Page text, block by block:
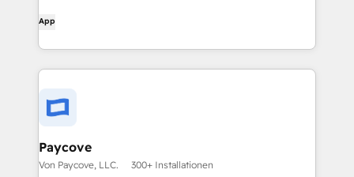
App
Paycove
Von Paycove, LLC. 300+ Installationen